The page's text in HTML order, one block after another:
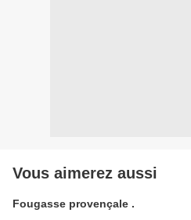
Vous aimerez aussi
Fougasse provençale .